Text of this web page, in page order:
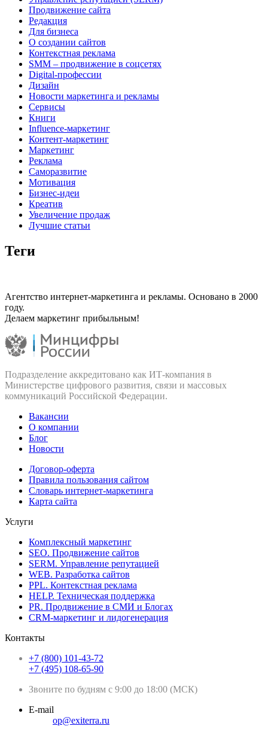
Продвижение сайта
Редакция
Для бизнеса
О создании сайтов
Контекстная реклама
SMM – продвижение в соцсетях
Digital-профессии
Дизайн
Новости маркетинга и рекламы
Сервисы
Книги
Influence-маркетинг
Контент-маркетинг
Маркетинг
Реклама
Саморазвитие
Мотивация
Бизнес-идеи
Креатив
Увеличение продаж
Лучшие статьи
Теги
Агентство интернет-маркетинга и рекламы. Основано в 2000
году.
Делаем маркетинг прибыльным!
Подразделение аккредитовано как ИТ‑компания в
Министерстве цифрового развития, связи и массовых
коммуникаций Российской Федерации.
Вакансии
О компании
Блог
Новости
Договор-оферта
Правила пользования сайтом
Словарь интернет-маркетинга
Карта сайта
Услуги
Комплексный маркетинг
SEO. Продвижение сайтов
SERM. Управление репутацией
WEB. Разработка сайтов
PPL. Контекстная реклама
HELP. Техническая поддержка
PR. Продвижение в СМИ и Блогах
CRM-маркетинг и лидогенерация
Контакты
+7 (800) 101-43-72
+7 (495) 108-65-90
Звоните по будням с 9:00 до 18:00 (МСК)
E-mail
op@exiterra.ru